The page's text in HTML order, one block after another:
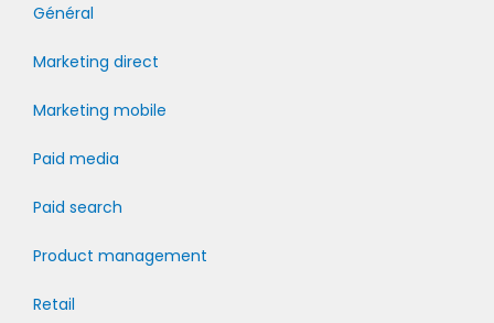
Général
Marketing direct
Marketing mobile
Paid media
Paid search
Product management
Retail